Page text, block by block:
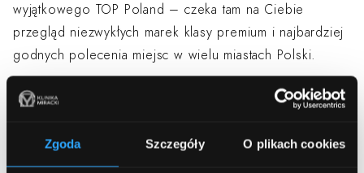
Zgoda Szczegóły O plikach cookies
wyjątkowego TOP Poland – czeka tam na Ciebie
przegląd niezwykłych marek klasy premium i najbardziej
godnych polecenia miejsc w wielu miastach Polski.
+48 221 030 030